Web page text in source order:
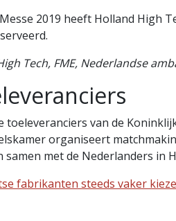
2019 heeft Holland High
Tech, FME, Nederlandse
toeleveranciers van de
organiseert
met de Nederlanders in
fabrikanten steeds vaker